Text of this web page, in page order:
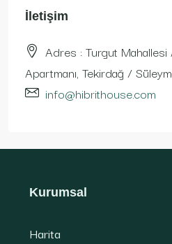
İletişim
Adres : Turgut Mahallesi
Apartmanı, Tekirdağ /
info@hibrithouse.com
Kurumsal
Harita